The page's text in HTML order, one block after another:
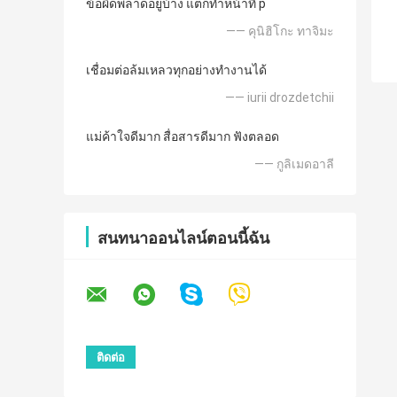
ข้อผิดพลาดอยู่บ้าง แต่ก็ทำหน้าที่ p
—— คุนิฮิโกะ ทาจิมะ
เชื่อมต่อล้มเหลวทุกอย่างทำงานได้
—— iurii drozdetchii
แม่ค้าใจดีมาก สื่อสารดีมาก ฟังตลอด
—— กูลิเมดอาลี
สนทนาออนไลน์ตอนนี้ฉัน